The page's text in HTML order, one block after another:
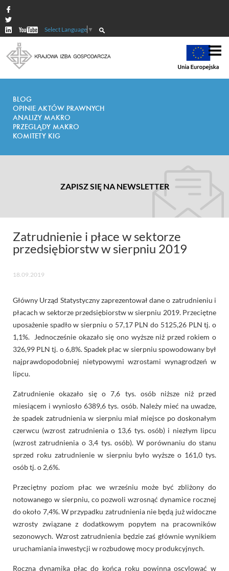
Select Language ▼
BLOG
OPINIE AKTÓW PRAWNYCH
ANALIZY MAKRO
PRZEGLĄDY MAKRO
KOMITETY KIG
ZAPISZ SIĘ NA NEWSLETTER
Zatrudnienie i płace w sektorze
przedsiębiorstw w sierpniu 2019
18.09.2019
Główny Urząd Statystyczny zaprezentował dane o zatrudnieniu i
płacach w sektorze przedsiębiorstw w sierpniu 2019. Przeciętne
uposażenie spadło w sierpniu o 57,17 PLN do 5125,26 PLN tj. o
1,1%. Jednocześnie okazało się ono wyższe niż przed rokiem o
326,99 PLN tj. o 6,8%. Spadek płac w sierpniu spowodowany był
najprawdopodobniej nietypowymi wzrostami wynagrodzeń w
lipcu.
Zatrudnienie okazało się o 7,6 tys. osób niższe niż przed
miesiącem i wyniosło 6389,6 tys. osób. Należy mieć na uwadze,
że spadek zatrudnienia w sierpniu miał miejsce po doskonałym
czerwcu (wzrost zatrudnienia o 13,6 tys. osób) i niezłym lipcu
(wzrost zatrudnienia o 3,4 tys. osób). W porównaniu do stanu
sprzed roku zatrudnienie w sierpniu było wyższe o 161,0 tys.
osób tj. o 2,6%.
Przeciętny poziom płac we wrześniu może być zbliżony do
notowanego w sierpniu, co pozwoli wzrosnąć dynamice rocznej
do około 7,4%. W przypadku zatrudnienia nie będą już widoczne
wzrosty związane z dodatkowym popytem na pracowników
sezonowych. Wzrost zatrudnienia będzie zaś głównie wynikiem
uruchamiania inwestycji w rozbudowę mocy produkcyjnych.
Roczna dynamika płac do końca roku powinna oscylować w